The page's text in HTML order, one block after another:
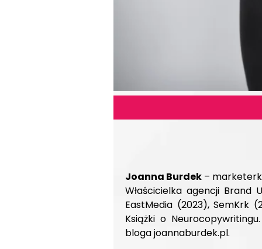
Joanna Burdek –
Właścicielka agencji Brand
EastMedia (2023), SemKrk
Książki o
bloga joannaburdek.pl.